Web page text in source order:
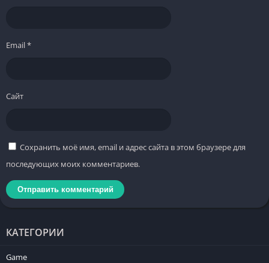
Email*
Сайт
Сохранить моё имя, email и адрес сайта в этом браузере для
последующих моих комментариев.
КАТЕГОРИИ
Game